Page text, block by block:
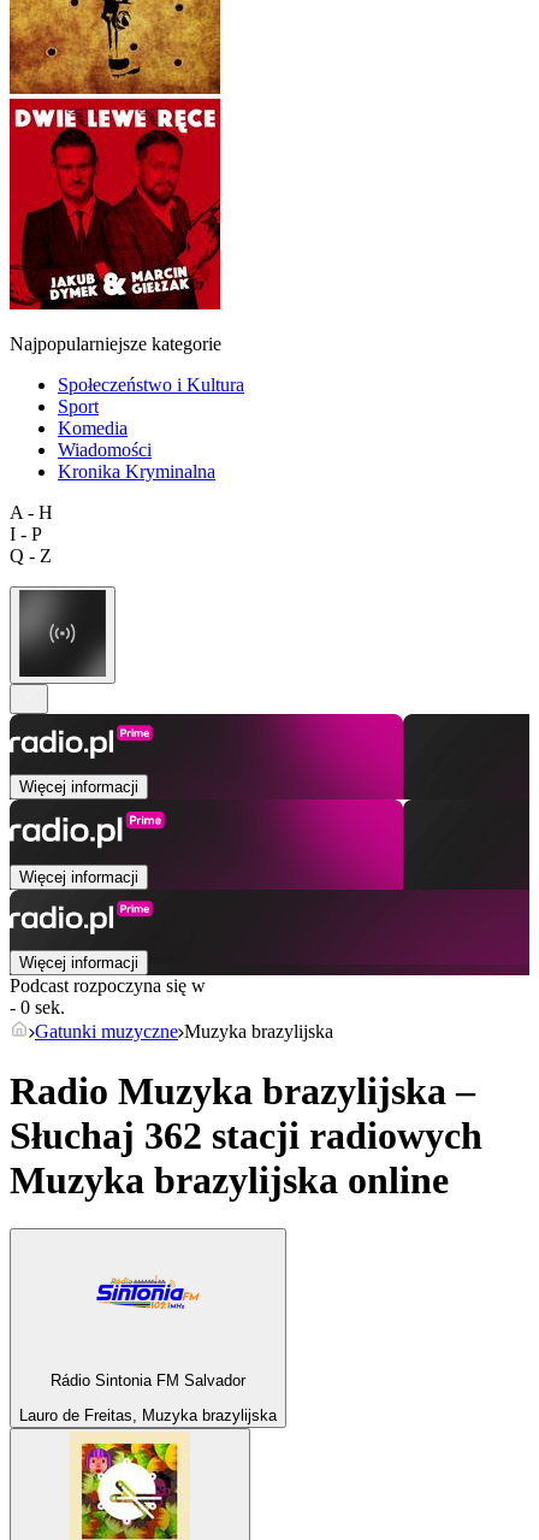
Najpopularniejsze kategorie
Społeczeństwo i Kultura
Sport
Komedia
Wiadomości
Kronika Kryminalna
A - H
I - P
Q - Z
Więcej informacji
Więcej informacji
Więcej informacji
Podcast rozpoczyna się w
- 0 sek.
Gatunki muzyczne Muzyka brazylijska
Radio Muzyka brazylijska –
Słuchaj 362 stacji radiowych
Muzyka brazylijska online
Rádio Sintonia FM Salvador
Lauro de Freitas, Muzyka brazylijska